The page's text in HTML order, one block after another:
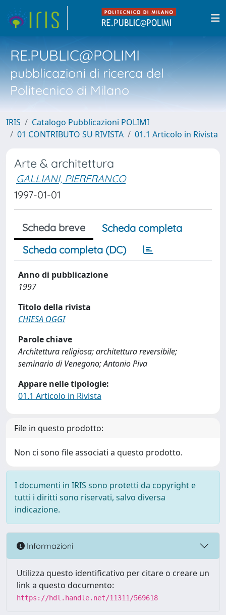
RE.PUBLIC@POLIMI
pubblicazioni di ricerca del
Politecnico di Milano
IRIS
Catalogo Pubblicazioni POLIMI
01 CONTRIBUTO SU RIVISTA
01.1 Articolo in Rivista
Arte & architettura
GALLIANI, PIERFRANCO
1997-01-01
Scheda breve
Scheda completa
Scheda completa (DC)
Anno di pubblicazione
1997
Titolo della rivista
CHIESA OGGI
Parole chiave
Architettura religiosa; architettura reversibile;
seminario di Venegono; Antonio Piva
Appare nelle tipologie:
01.1 Articolo in Rivista
File in questo prodotto:
Non ci sono file associati a questo prodotto.
I documenti in IRIS sono protetti da copyright e
tutti i diritti sono riservati, salvo diversa
indicazione.
Informazioni
Utilizza questo identificativo per citare o creare un
link a questo documento:
https://hdl.handle.net/11311/569618